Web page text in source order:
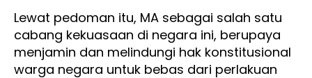
Lewat pedoman itu, MA sebagai salah satu
cabang kekuasaan di negara ini, berupaya
menjamin dan melindungi hak konstitusional
warga negara untuk bebas dari perlakuan